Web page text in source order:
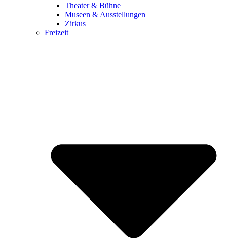
Theater & Bühne
Museen & Ausstellungen
Zirkus
Freizeit